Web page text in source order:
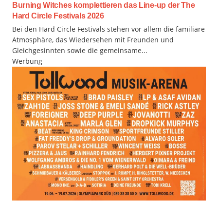
Burning Witches komplettieren das Line-up der The
Hard Circle Festivals 2026
Bei den Hard Circle Festivals stehen vor allem die familiäre
Atmosphäre, das Wiedersehen mit Freunden und
Gleichgesinnten sowie die gemeinsame...
Werbung